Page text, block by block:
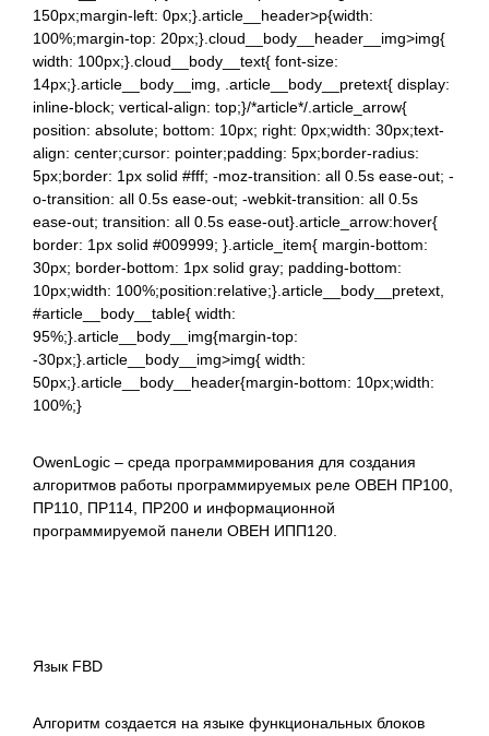
150px;margin-left: 0px;}.article__header>p{width:
100%;margin-top: 20px;}.cloud__body__header__img>img{
width: 100px;}.cloud__body__text{ font-size:
14px;}.article__body__img, .article__body__pretext{ display:
inline-block; vertical-align: top;}/*article*/.article_arrow{
position: absolute; bottom: 10px; right: 0px;width: 30px;text-
align: center;cursor: pointer;padding: 5px;border-radius:
5px;border: 1px solid #fff; -moz-transition: all 0.5s ease-out; -
o-transition: all 0.5s ease-out; -webkit-transition: all 0.5s
ease-out; transition: all 0.5s ease-out}.article_arrow:hover{
border: 1px solid #009999; }.article_item{ margin-bottom:
30px; border-bottom: 1px solid gray; padding-bottom:
10px;width: 100%;position:relative;}.article__body__pretext,
#article__body__table{ width:
95%;}.article__body__img{margin-top:
-30px;}.article__body__img>img{ width:
50px;}.article__body__header{margin-bottom: 10px;width:
100%;}
OwenLogic – среда программирования для создания
алгоритмов работы программируемых реле ОВЕН ПР100,
ПР110, ПР114, ПР200 и информационной
программируемой панели ОВЕН ИПП120.
Язык FBD
Алгоритм создается на языке функциональных блоков